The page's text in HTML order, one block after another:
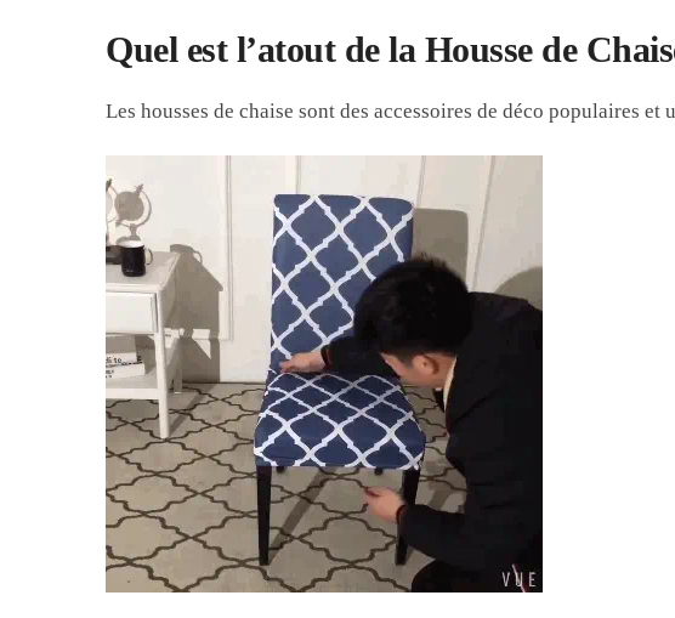
Quel est l’atout de la Housse de
Les housses de chaise sont des accessoires de déco populaires